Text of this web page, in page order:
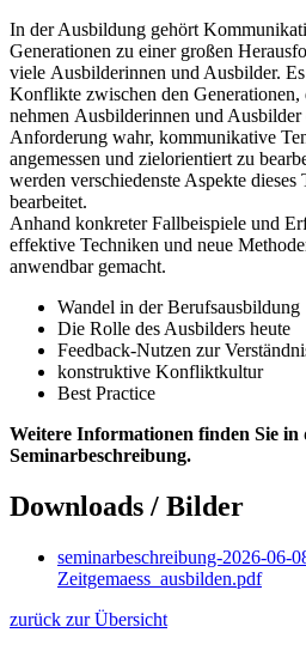
In der Ausbildung gehört
Generationen zu einer großen
viele Ausbilderinnen und Ausbilder.
Konflikte zwischen den Generationen,
nehmen Ausbilderinnen und Ausbilder
Anforderung wahr, kommunikative
angemessen und zielorientiert zu
werden verschiedenste Aspekte
bearbeitet.
Anhand konkreter Fallbeispiele und
effektive Techniken und neue
anwendbar gemacht.
Wandel in der Berufsausbildung
Die Rolle des Ausbilders heute
Feedback-Nutzen zur
konstruktive Konfliktkultur
Best Practice
Weitere Informationen finden Sie in
Seminarbeschreibung.
Downloads / Bilder
seminarbeschreibung-2026-06-
Zeitgemaess_ausbilden.pdf
zurück zur Übersicht